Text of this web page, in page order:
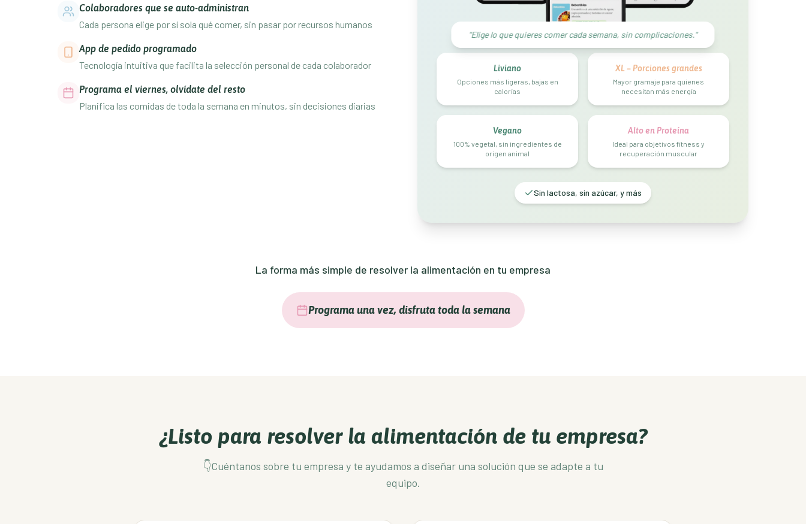
Colaboradores que se auto-administran
Cada persona elige por sí sola qué comer, sin pasar por recursos humanos
App de pedido programado
Tecnología intuitiva que facilita la selección personal de cada colaborador
Programa el viernes, olvídate del resto
Planifica las comidas de toda la semana en minutos, sin decisiones diarias
"Elige lo que quieres comer cada semana, sin complicaciones."
Liviano
Opciones más ligeras, bajas en
calorías
XL – Porciones grandes
Mayor gramaje para quienes
necesitan más energía
Vegano
100% vegetal, sin ingredientes de
origen animal
Alto en Proteína
Ideal para objetivos fitness y
recuperación muscular
Sin lactosa, sin azúcar, y más
La forma más simple de resolver la alimentación en tu empresa
Programa una vez, disfruta toda la semana
¿Listo para resolver la alimentación de tu empresa?
👇Cuéntanos sobre tu empresa y te ayudamos a diseñar una solución que se adapte a tu
equipo.